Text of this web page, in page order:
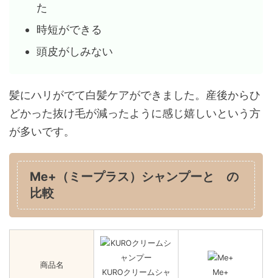
た
時短ができる
頭皮がしみない
髪にハリがでて白髪ケアができました。産後からひ
どかった抜け毛が減ったように感じ嬉しいという方
が多いです。
Me+（ミープラス）シャンプーと の
比較
商品名
KUROクリームシャ
Me+